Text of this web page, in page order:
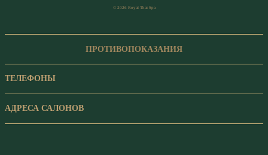
© 2026 Royal Thai Spa
ПРОТИВОПОКАЗАНИЯ
ТЕЛЕФОНЫ
АДРЕСА САЛОНОВ